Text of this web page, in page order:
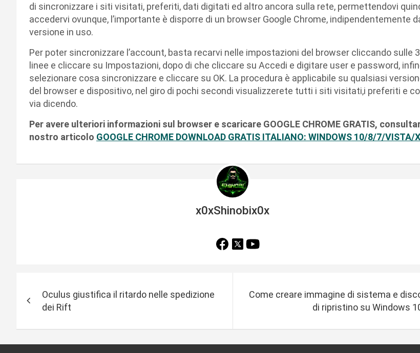
di sincronizzare i siti visitati, preferiti, dati digitati ed altro ancora sulla rete, permettendovi
accedervi ovunque, l’importante è disporre di un browser Google Chrome, indipendentemente
versione in uso.
Per poter sincronizzare l’account, basta recarvi nelle impostazioni del browser cliccando sulle 3
linee e cliccare su Impostazioni, dopo di che cliccare su Accedi e digitare user e password,
selezionare cosa sincronizzare e cliccare su OK. La procedura è applicabile su qualsiasi
del browser e dispositivo, nel giro di pochi secondi visualizzerete tutti i siti visitati,i preferiti e
via dicendo.
Per avere ulteriori informazioni sul browser e scaricare GOOGLE CHROME GRATIS,
nostro articolo GOOGLE CHROME DOWNLOAD GRATIS ITALIANO: WINDOWS 10/8/7/VISTA/
x0xShinobix0x
v
i
Oculus giustifica il ritardo nelle spedizione
dei Rift
Come creare immagine di sistema e
di ripristino su Windows